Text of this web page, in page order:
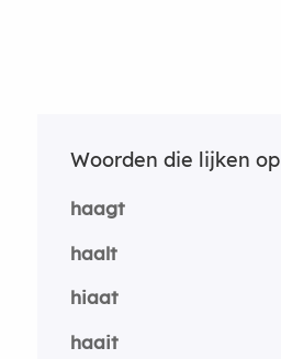
Woorden die lijken op
haagt
haalt
hiaat
haait